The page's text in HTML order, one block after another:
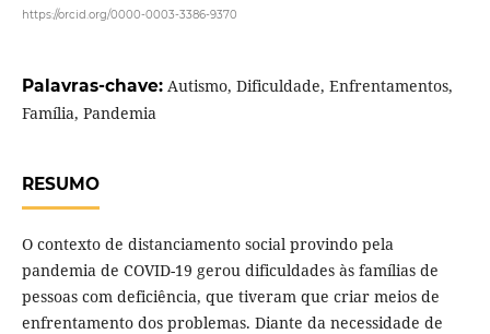
https://orcid.org/0000-0003-3386-9370
Palavras-chave: Autismo, Dificuldade, Enfrentamentos,
Família, Pandemia
RESUMO
O contexto de distanciamento social provindo pela
pandemia de COVID-19 gerou dificuldades às famílias de
pessoas com deficiência, que tiveram que criar meios de
enfrentamento dos problemas. Diante da necessidade de